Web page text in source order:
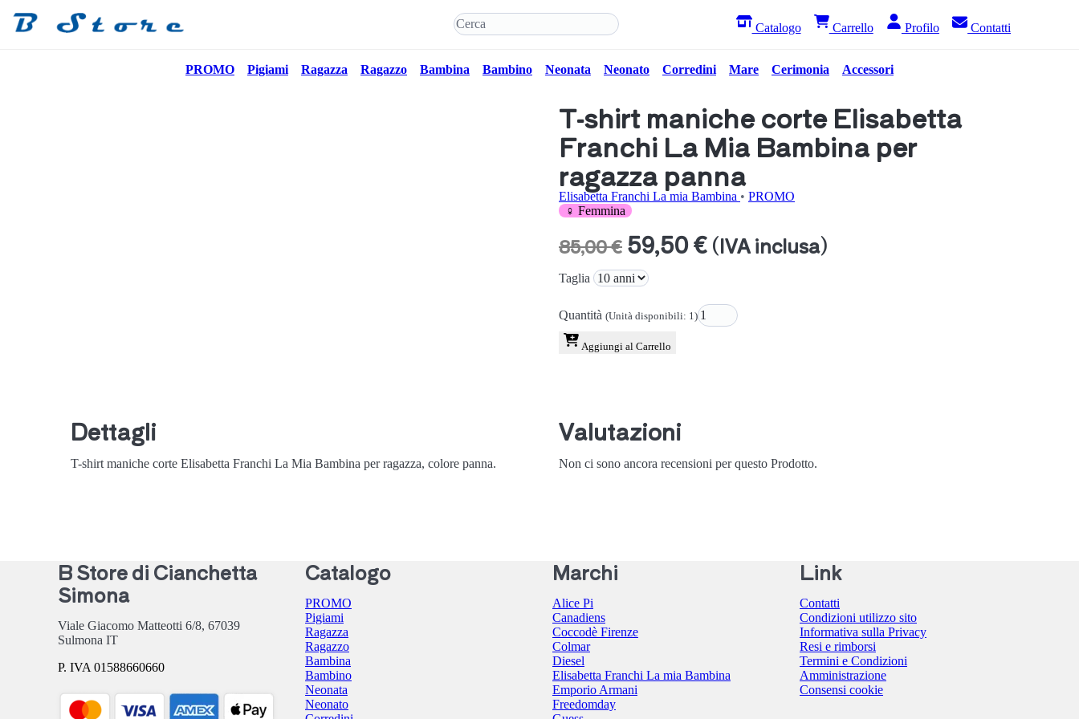
Catalogo Carrello Profilo Contatti
PROMO Pigiami Ragazza Ragazzo Bambina Bambino Neonata Neonato Corredini Mare Cerimonia Accessori
T-shirt maniche corte Elisabetta
Franchi La Mia Bambina per
ragazza panna
Elisabetta Franchi La mia Bambina • PROMO
♀ Femmina
85,00 € 59,50 € (IVA inclusa)
Taglia
Quantità (Unità disponibili: 1)
Aggiungi al Carrello
Dettagli
T-shirt maniche corte Elisabetta Franchi La Mia Bambina per ragazza, colore panna.
Valutazioni
Non ci sono ancora recensioni per questo Prodotto.
B Store di Cianchetta
Simona
Viale Giacomo Matteotti 6/8, 67039
Sulmona IT
P. IVA 01588660660
Catalogo
PROMO
Pigiami
Ragazza
Ragazzo
Bambina
Bambino
Neonata
Neonato
Marchi
Alice Pi
Canadiens
Coccodè Firenze
Colmar
Diesel
Elisabetta Franchi La mia Bambina
Emporio Armani
Freedomday
Link
Contatti
Condizioni utilizzo sito
Informativa sulla Privacy
Resi e rimborsi
Termini e Condizioni
Amministrazione
Consensi cookie